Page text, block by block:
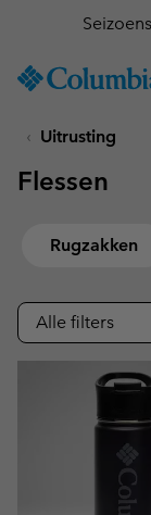
TO
SKIP
MAIN
SKIP
Uitrusting
Flessen
Rugzakken
Alle filters